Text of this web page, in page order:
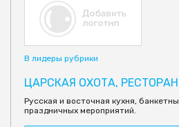
В лидеры рубрики
ЦАРСКАЯ ОХОТА, РЕСТОРАН
Русская и восточная кухня,
праздничных мероприятий.